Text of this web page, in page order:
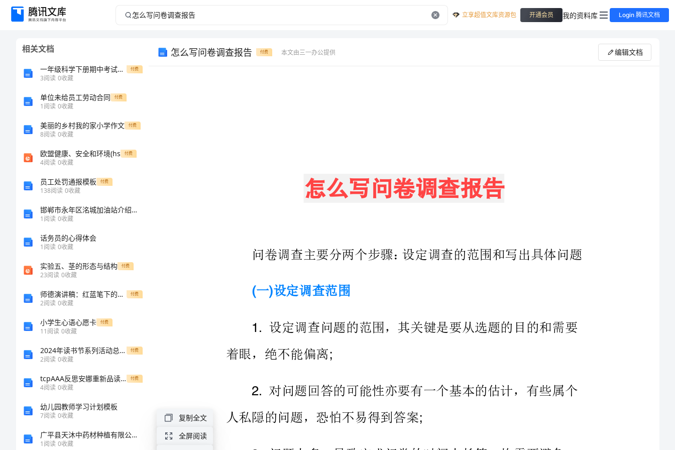
怎
立享超值文库资源包 开通会员 我的资料库 Login 腾讯文档
相关文档
一年级科学下册期中考试及答案2 付费
3阅读 0收藏
单位未给员工劳动合同 付费
1阅读 0收藏
美丽的乡村我的家小学作文 付费
8阅读 0收藏
欧盟健康、安全和环境(hs 付费
4阅读 0收藏
员工处罚通报模板 付费
138阅读 0收藏
邯郸市永年区洺城加油站介绍企业发展分析报告
1阅读 0收藏
话务员的心得体会
1阅读 0收藏
实验五、茎的形态与结构 付费
23阅读 0收藏
师德演讲稿：红蓝笔下的教育之路 付费
2阅读 0收藏
小学生心语心愿卡 付费
11阅读 0收藏
2024年读书节系列活动总结(模板篇) 付费
2阅读 0收藏
tcpAAA反思安娜重新品读安娜卡列宁娜 付费
4阅读 0收藏
幼儿园教师学习计划模板
7阅读 0收藏
广平县天沐中药材种植有限公司介绍企业发展分析报告
1阅读 0收藏
怎么写问卷调查报告 付费 本文由三一办公提供 编辑文档
1.;
所列问题应简单明确
问卷调查主要分两个步骤：设定调查的范围和写出具体问题
设定调查问题的范围，其关键是要从选题的目的和需要
;
人私隠的问题，恐怕不易得到答案
复制全文
全屏阅读